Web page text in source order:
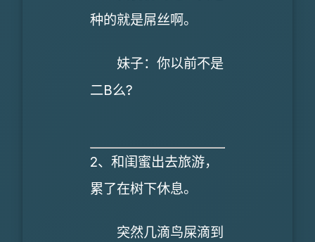
种的就是屌丝啊。
妹子：你以前不是
二B么?
2、和闺蜜出去旅游，
累了在树下休息。
突然几滴鸟屎滴到